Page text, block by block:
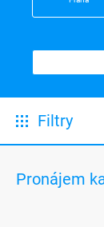
Filtry
Pronájem